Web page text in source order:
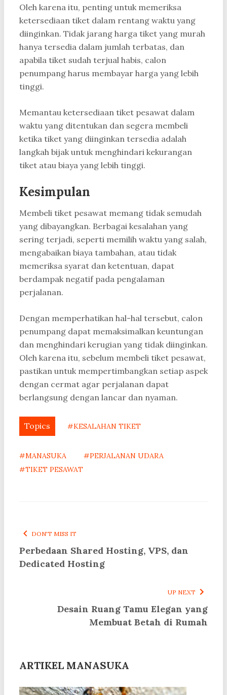
Oleh karena itu, penting untuk memeriksa
ketersediaan tiket dalam rentang waktu yang
diinginkan. Tidak jarang harga tiket yang murah
hanya tersedia dalam jumlah terbatas, dan
apabila tiket sudah terjual habis, calon
penumpang harus membayar harga yang lebih
tinggi.
Memantau ketersediaan tiket pesawat dalam
waktu yang ditentukan dan segera membeli
ketika tiket yang diinginkan tersedia adalah
langkah bijak untuk menghindari kekurangan
tiket atau biaya yang lebih tinggi.
Kesimpulan
Membeli tiket pesawat memang tidak semudah
yang dibayangkan. Berbagai kesalahan yang
sering terjadi, seperti memilih waktu yang salah,
mengabaikan biaya tambahan, atau tidak
memeriksa syarat dan ketentuan, dapat
berdampak negatif pada pengalaman
perjalanan.
Dengan memperhatikan hal-hal tersebut, calon
penumpang dapat memaksimalkan keuntungan
dan menghindari kerugian yang tidak diinginkan.
Oleh karena itu, sebelum membeli tiket pesawat,
pastikan untuk mempertimbangkan setiap aspek
dengan cermat agar perjalanan dapat
berlangsung dengan lancar dan nyaman.
Topics #KESALAHAN TIKET
#MANASUKA
#PERJALANAN UDARA
#TIKET PESAWAT
DON'T MISS IT
Perbedaan Shared Hosting, VPS, dan
Dedicated Hosting
UP NEXT
Desain Ruang Tamu Elegan yang
Membuat Betah di Rumah
ARTIKEL MANASUKA